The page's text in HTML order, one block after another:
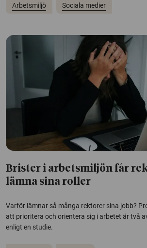
Arbetsmiljö Sociala medier
Brister i arbetsmiljön får
lämna sina roller
Varför lämnar så många rektorer sina jobb?
att prioritera och orientera sig i arbetet är två
enligt en studie.